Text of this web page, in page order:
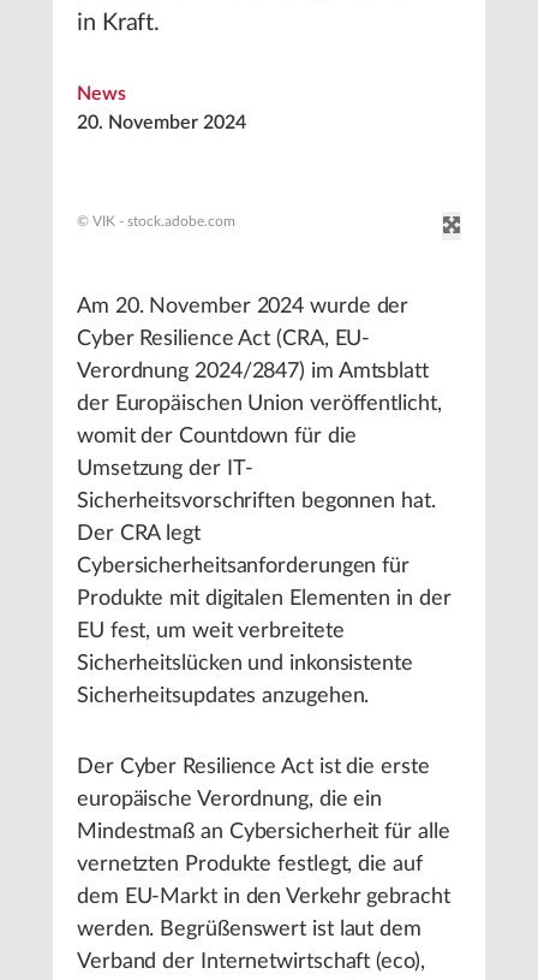
in Kraft.
News
20. November 2024
© VIK - stock.adobe.com
Am 20. November 2024 wurde der
Cyber Resilience Act (CRA, EU-
Verordnung 2024/2847) im Amtsblatt
der Europäischen Union veröffentlicht,
womit der Countdown für die
Umsetzung der IT-
Sicherheitsvorschriften begonnen hat.
Der CRA legt
Cybersicherheitsanforderungen für
Produkte mit digitalen Elementen in der
EU fest, um weit verbreitete
Sicherheitslücken und inkonsistente
Sicherheitsupdates anzugehen.
Der Cyber Resilience Act ist die erste
europäische Verordnung, die ein
Mindestmaß an Cybersicherheit für alle
vernetzten Produkte festlegt, die auf
dem EU-Markt in den Verkehr gebracht
werden. Begrüßenswert ist laut dem
Verband der Internetwirtschaft (eco),